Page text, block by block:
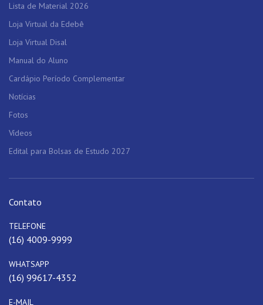
Lista de Material 2026
Loja Virtual da Edebê
Loja Virtual Disal
Manual do Aluno
Cardápio Período Complementar
Notícias
Fotos
Vídeos
Edital para Bolsas de Estudo 2027
Contato
TELEFONE
(16) 4009-9999
WHATSAPP
(16) 99617-4352
E-MAIL